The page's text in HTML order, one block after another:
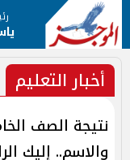
أخبار التعليم
نتيجة الصف
والاسم.. إليك